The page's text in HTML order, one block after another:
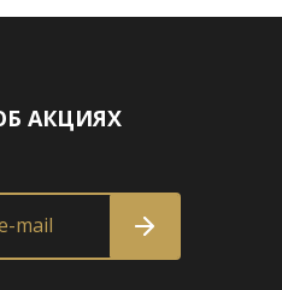
АКЦИЯХ
mail